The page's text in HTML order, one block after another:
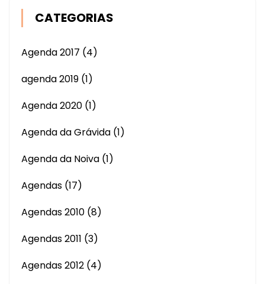
CATEGORIAS
Agenda 2017 (4)
agenda 2019 (1)
Agenda 2020 (1)
Agenda da Grávida (1)
Agenda da Noiva (1)
Agendas (17)
Agendas 2010 (8)
Agendas 2011 (3)
Agendas 2012 (4)